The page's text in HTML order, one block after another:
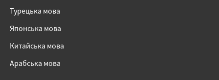
Турецька мова
Японська мова
Китайська мова
Арабська мова